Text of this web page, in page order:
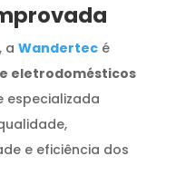
a Wandertecé
eletrodomésticos
especializada
e eficiência dos